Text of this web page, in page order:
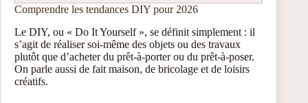
Comprendre les tendances DIY pour 2026
Le DIY, ou « Do It Yourself », se définit simplement : il
s’agit de réaliser soi-même des objets ou des travaux
plutôt que d’acheter du prêt-à-porter ou du prêt-à-poser.
On parle aussi de fait maison, de bricolage et de loisirs
créatifs.